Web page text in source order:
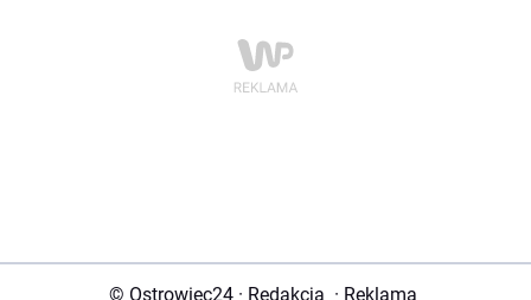
© Ostrowiec24 · Redakcja · Reklama